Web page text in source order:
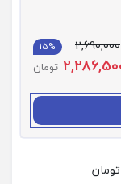
2,690,000
15%
تومان
تومان